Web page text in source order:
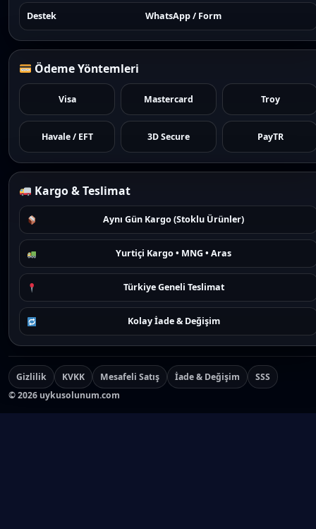
Destek WhatsApp / Form
Ödeme Yöntemleri
Visa Mastercard Troy
Havale / EFT 3D Secure PayTR
Kargo & Teslimat
Aynı Gün Kargo (Stoklu Ürünler)
Yurtiçi Kargo • MNG • Aras
Türkiye Geneli Teslimat
Kolay İade & Değişim
Gizlilik KVKK Mesafeli Satış İade & Değişim
SSS
©2026 uykusolunum.com